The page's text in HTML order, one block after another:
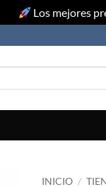
Los mejores
INICIO /